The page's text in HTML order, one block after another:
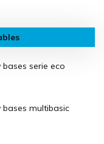
serie eco
multibasic